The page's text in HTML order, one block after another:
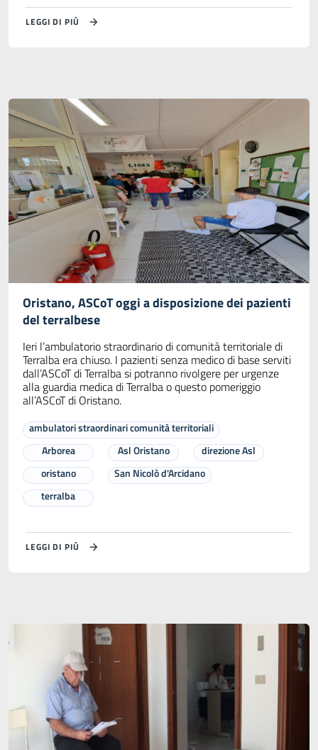
LEGGI DI PIÙ
Oristano, ASCoT oggi a disposizione dei pazienti
del terralbese
Ieri l’ambulatorio straordinario di comunità territoriale di
Terralba era chiuso. I pazienti senza medico di base serviti
dall’ASCoT di Terralba si potranno rivolgere per urgenze
alla guardia medica di Terralba o questo pomeriggio
all’ASCoT di Oristano.
ambulatori straordinari comunità territoriali
Arborea
Asl Oristano
direzione Asl
oristano
San Nicolò d'Arcidano
terralba
LEGGI DI PIÙ